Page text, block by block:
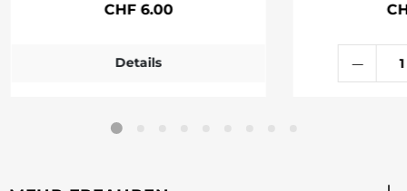
CHF 6.00
Details